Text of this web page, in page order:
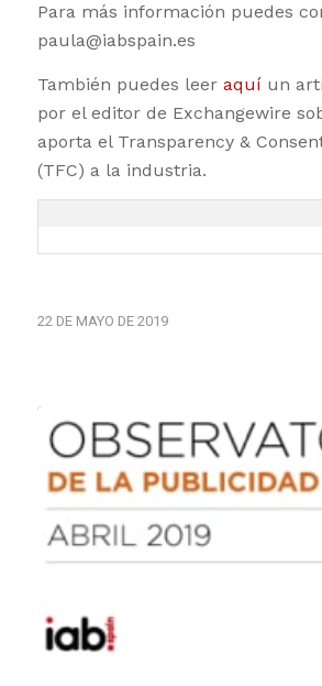
Para más información puedes
paula@iabspain.es
También puedes leer aquí un
por el editor de Exchangewire
aporta el Transparency &
(TFC) a la industria.
22 DE MAYO DE 2019